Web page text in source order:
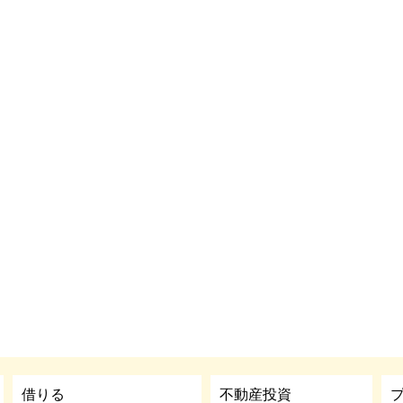
借りる 不動産投資